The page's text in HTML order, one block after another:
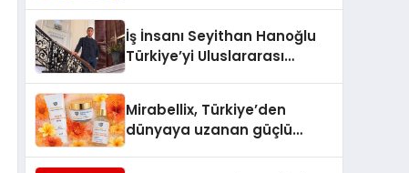
İş İnsanı Seyithan Hanoğlu
Türkiye’yi Uluslararası
Mirabellix, Türkiye’den
dünyaya uzanan güçlü